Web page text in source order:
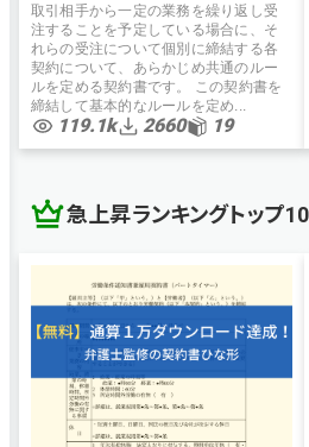
取引相手から一定の業務を繰り返し受
注することを予定している場合に、そ
れらの受注について個別に締結する各
契約について、あらかじめ共通のルー
ルを定める契約書です。 この契約書を
締結して基本的なルールを定め...
119.1k 2660 19
急上昇ランキングトップ10